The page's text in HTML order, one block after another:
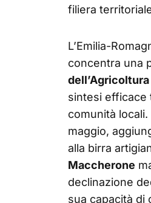
filiera
L’Emilia-
concentra una
dell’Agricoltura
sintesi efficace
comunità locali.
maggio,
alla birra
Maccherone
declinazione
sua capacità di